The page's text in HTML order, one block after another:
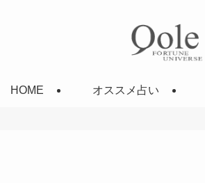
HOME オススメ占い